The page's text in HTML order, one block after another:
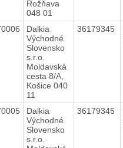
Rožňava
048 01
Dalkia
Východné
Slovensko
s.r.o.
Moldavská
cesta 8/A,
Košice 040
11
36179345
Dalkia
Východné
Slovensko
s.r.o.
36179345